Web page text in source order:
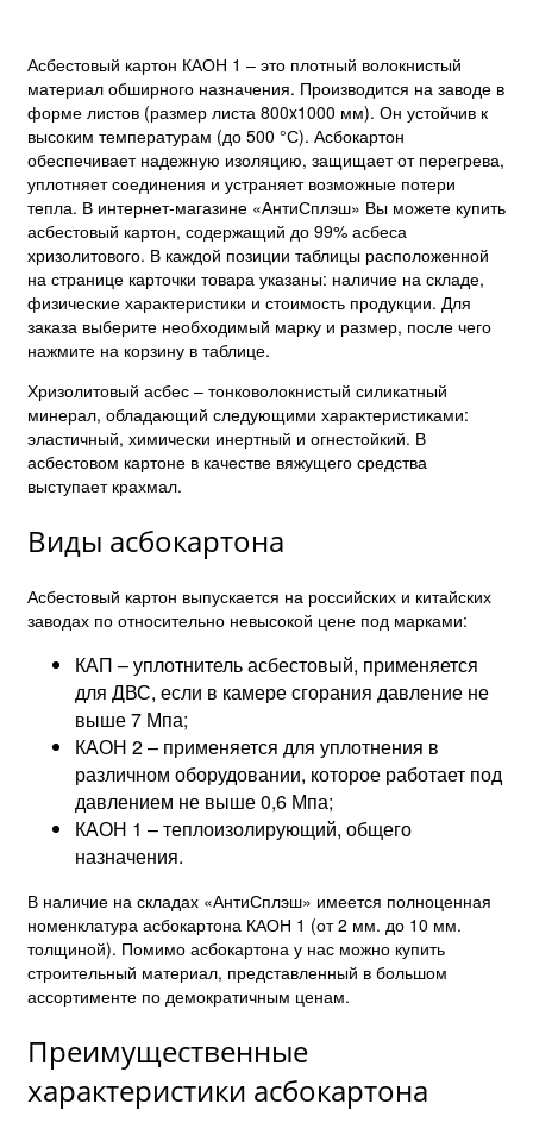
Асбестовый картон КАОН 1 – это плотный волокнистый
материал обширного назначения. Производится на заводе в
форме листов (размер листа 800x1000 мм). Он устойчив к
высоким температурам (до 500 °С). Асбокартон
обеспечивает надежную изоляцию, защищает от перегрева,
уплотняет соединения и устраняет возможные потери
тепла. В интернет-магазине «АнтиСплэш» Вы можете купить
асбестовый картон, содержащий до 99% асбеса
хризолитового. В каждой позиции таблицы расположенной
на странице карточки товара указаны: наличие на складе,
физические характеристики и стоимость продукции. Для
заказа выберите необходимый марку и размер, после чего
нажмите на корзину в таблице.
Хризолитовый асбес – тонковолокнистый силикатный
минерал, обладающий следующими характеристиками:
эластичный, химически инертный и огнестойкий. В
асбестовом картоне в качестве вяжущего средства
выступает крахмал.
Виды асбокартона
Асбестовый картон выпускается на российских и китайских
заводах по относительно невысокой цене под марками:
КАП – уплотнитель асбестовый, применяется
для ДВС, если в камере сгорания давление не
выше 7 Мпа;
КАОН 2 – применяется для уплотнения в
различном оборудовании, которое работает под
давлением не выше 0,6 Мпа;
КАОН 1 – теплоизолирующий, общего
назначения.
В наличие на складах «АнтиСплэш» имеется полноценная
номенклатура асбокартона КАОН 1 (от 2 мм. до 10 мм.
толщиной). Помимо асбокартона у нас можно купить
строительный материал, представленный в большом
ассортименте по демократичным ценам.
Преимущественные
характеристики асбокартона